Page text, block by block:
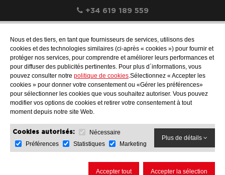
Nous et des tiers, en tant que fournisseurs de services, utilisons des
cookies et des technologies similaires (ci-après « cookies ») pour fournir et
protéger nos services, pour comprendre et améliorer leurs performances et
pour diffuser des publicités pertinentes. Pour plus d´informations, vous
pouvez consulter notre politique de cookies.Sélectionnez « Accepter les
cookies » pour donner votre consentement ou «Gérer les préférences»
pour sélectionner les cookies que vous souhaitez autoriser. Vous pouvez
modifier vos options de cookies et retirer votre consentement à tout
moment depuis notre site Web.
Cookies autorisés:
Nécessaire
Préférences
Statistiques Marketing
Plus de détails
Accepter tout Accepter la sélection
+34 619 189 559
info@motonauticallonch.com
POLITIQUE DE COOKIES